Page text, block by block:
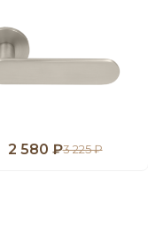
2 580 ₽3 225 ₽